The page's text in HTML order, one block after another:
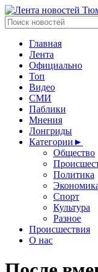
Главная
Лента
Официально
Топ
Видео
СМИ
Паблики
Мнения
Лонгриды
Категории ►
Общество
Политика
Спорт
Культура
Разное
Происшествия
О нас